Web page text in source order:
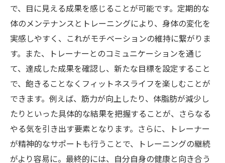
で、目に見える成果を感じることが可能です。定期的な
体のメンテナンスとトレーニングにより、身体の変化を
実感しやすく、これがモチベーションの維持に繋がりま
す。また、トレーナーとのコミュニケーションを通じ
て、達成した成果を確認し、新たな目標を設定すること
で、飽きることなくフィットネスライフを楽しむことが
できます。例えば、筋力が向上したり、体脂肪が減少し
たりといった具体的な結果を把握することが、さらなる
やる気を引き出す要素となります。さらに、トレーナー
が精神的なサポートも行うことで、トレーニングの継続
がより容易に。最終的には、自分自身の健康と向き合う